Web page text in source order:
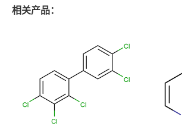
相关产品：